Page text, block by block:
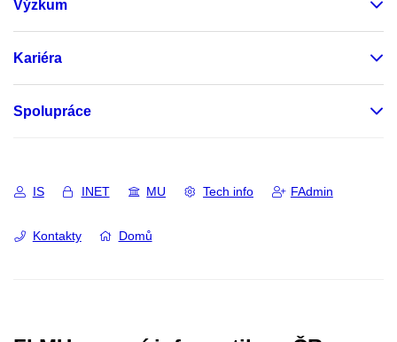
Výzkum
Kariéra
Spolupráce
IS INET MU Tech info FAdmin
Kontakty Domů